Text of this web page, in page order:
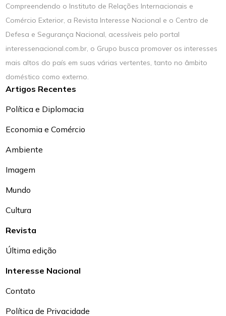
Compreendendo o Instituto de Relações Internacionais e
Comércio Exterior, a Revista Interesse Nacional e o Centro de
Defesa e Segurança Nacional, acessíveis pelo portal
interessenacional.com.br, o Grupo busca promover os interesses
mais altos do país em suas várias vertentes, tanto no âmbito
doméstico como externo.
Artigos Recentes
Política e Diplomacia
Economia e Comércio
Ambiente
Imagem
Mundo
Cultura
Revista
Última edição
Interesse Nacional
Contato
Política de Privacidade